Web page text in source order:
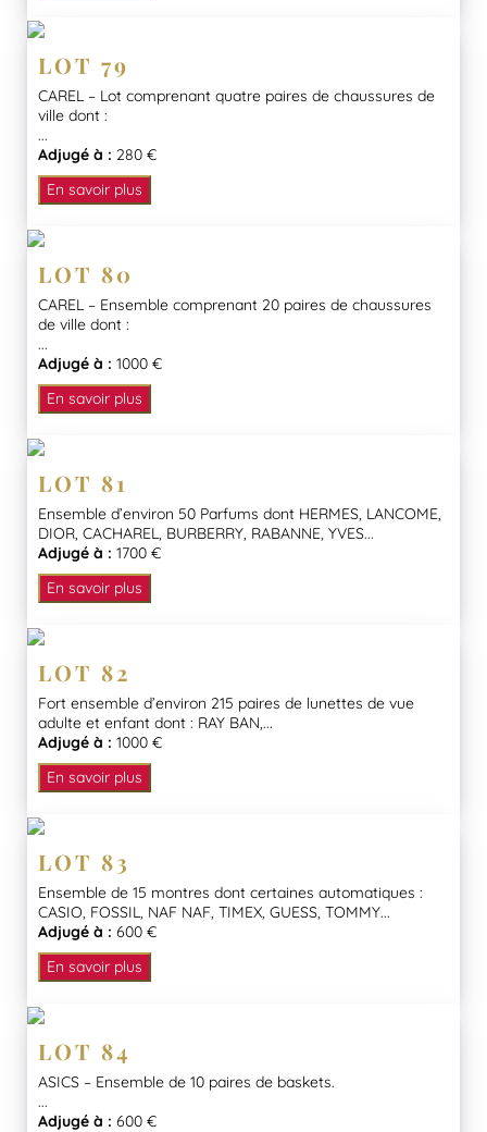
LOT 79
CAREL – Lot comprenant quatre paires de chaussures de
ville dont :
...
Adjugé à : 280 €
En savoir plus
LOT 80
CAREL – Ensemble comprenant 20 paires de chaussures
de ville dont :
...
Adjugé à : 1000 €
En savoir plus
LOT 81
Ensemble d’environ 50 Parfums dont HERMES, LANCOME,
DIOR, CACHAREL, BURBERRY, RABANNE, YVES...
Adjugé à : 1700 €
En savoir plus
LOT 82
Fort ensemble d’environ 215 paires de lunettes de vue
adulte et enfant dont : RAY BAN,...
Adjugé à : 1000 €
En savoir plus
LOT 83
Ensemble de 15 montres dont certaines automatiques :
CASIO, FOSSIL, NAF NAF, TIMEX, GUESS, TOMMY...
Adjugé à : 600 €
En savoir plus
LOT 84
ASICS – Ensemble de 10 paires de baskets.
...
Adjugé à : 600 €